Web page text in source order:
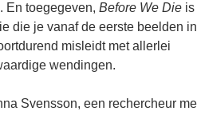
En toegegeven, Before We Die is
die je vanaf de eerste beelden in
misleidt met allerlei
wendingen.
Svensson, een rechercheur